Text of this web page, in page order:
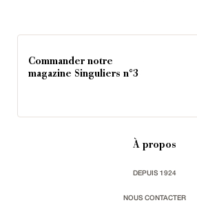
Commander notre
magazine Singuliers n°3
À propos
DEPUIS 1924
NOUS CONTACTER